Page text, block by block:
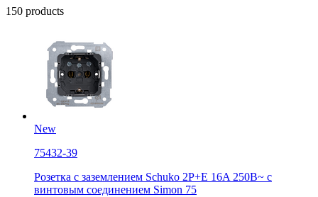
150 products
New
75432-39
Розетка с заземлением Schuko 2Р+Е 16A 250В~ с
винтовым соединением Simon 75